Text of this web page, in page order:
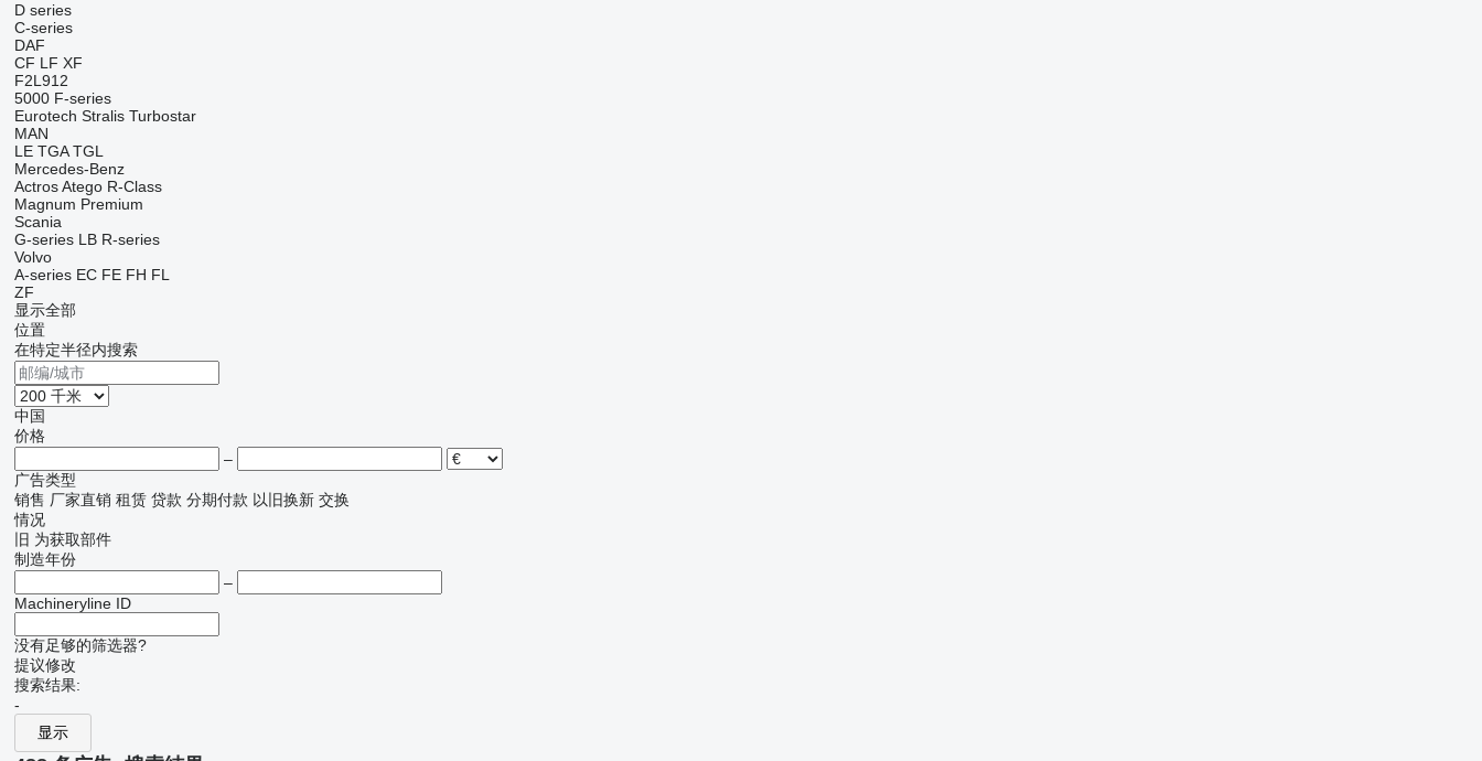
D series
C-series
DAF
CF LF XF
F2L912
5000 F-series
Eurotech Stralis Turbostar
MAN
LE TGA TGL
Mercedes-Benz
Actros Atego R-Class
Magnum Premium
Scania
G-series LB R-series
Volvo
A-series EC FE FH FL
ZF
显示全部
位置
在特定半径内搜索
中国
价格
–
广告类型
销售 厂家直销 租赁 贷款 分期付款 以旧换新 交换
情况
旧 为获取部件
制造年份
–
Machineryline ID
没有足够的筛选器?
提议修改
搜索结果:
-
显示